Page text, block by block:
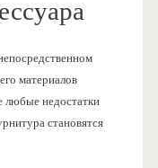
материалов
любые недостатки
становятся